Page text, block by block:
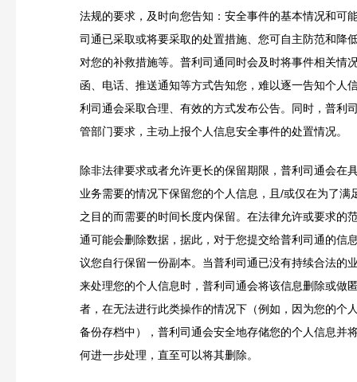
法规的要求，及时向您告知：安全事件的基本情况和可
司通已采取或将要采取的处置措施、您可自主防范和降
对您的补救措施等。普利司通同时会及时将事件相关情
函、电话、推送通知等方式告知您，难以逐一告知个人
利司通会采取合理、有效的方式发布公告。同时，普利
管部门要求，主动上报个人信息安全事件的处置情况。
除非法律要求或者允许更长的保留期限，普利司通会在
业务需要的情况下保留您的个人信息，且/或仅在为了满
之目的而需要的时间长度内保留。在法律允许或要求的
通可能会删除数据，据此，对于您提交给普利司通的信
议您自行保留一份副本。当普利司通已没有持续合法的
来处理您的个人信息时，普利司通会将该信息删除或做
者，在无法进行此类操作的情况下（例如，因为您的个
备份存档中），普利司通会安全地存储您的个人信息并
何进一步处理，直至可以将其删除。